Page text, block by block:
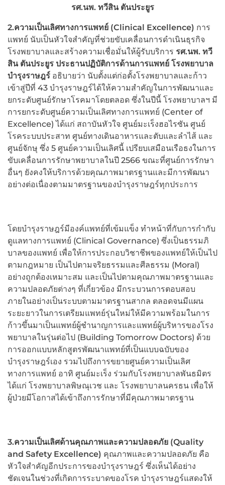
รศ.นพ. ทวีสิน ตันประยูร
2.ความเป็นเลิศทางการแพทย์ (Clinical Excellence) การ
แพทย์ นับเป็นหัวใจสำคัญที่ช่วยขับเคลื่อนการดำเนินธุรกิจ
โรงพยาบาลและสร้างความเชื่อมั่นให้ผู้รับบริการ รศ.นพ. ทวี
สิน ตันประยูร ประธานปฏิบัติการด้านการแพทย์ โรงพยาบาล
บำรุงราษฎร์ อธิบายว่า นับตั้งแต่ก่อตั้งโรงพยาบาลและก้าว
เข้าสู่ปีที่ 43 บำรุงราษฎร์ได้ให้ความสำคัญในการพัฒนาและ
ยกระดับศูนย์รักษาโรคมาโดยตลอด ซึ่งในปีนี้ โรงพยาบาลฯ มี
การยกระดับศูนย์ความเป็นเลิศทางการแพทย์ (Center of
Excellence) ได้แก่ สถาบันหัวใจ ศูนย์มะเร็งฮอไรซัน ศูนย์
โรคระบบประสาท ศูนย์ทางเดินอาหารและตับและลำไส้ และ
ศูนย์จักษุ ซึ่ง 5 ศูนย์ความเป็นเลิศนี้ เปรียบเสมือนเรือธงในการ
ขับเคลื่อนการรักษาพยาบาลในปี 2566 ขณะที่ศูนย์การรักษา
อื่นๆ ยังคงให้บริการด้วยคุณภาพมาตรฐานและมีการพัฒนา
อย่างต่อเนื่องตามมาตรฐานของบำรุงราษฎร์ทุกประการ
โดยบำรุงราษฎร์มีองค์แพทย์ที่เข้มแข็ง ทำหน้าที่กับการกำกับ
ดูแลทางการแพทย์ (Clinical Governance) ซึ่งเป็นธรรมภิ
บาลของแพทย์ เพื่อให้การประกอบวิชาชีพของแพทย์ให้เป็นไป
ตามกฎหมาย เป็นไปตามจริยธรรมและศีลธรรม (Moral)
อย่างถูกต้องเหมาะสม และเป็นไปตามคุณภาพมาตรฐานและ
ความปลอดภัยต่างๆ ที่เกี่ยวข้อง มีกระบวนการตอบสอบ
ภายในอย่างเป็นระบบตามมาตรฐานสากล ตลอดจนมีแผน
ระยะยาวในการเตรียมแพทย์รุ่นใหม่ให้มีความพร้อมในการ
ก้าวขึ้นมาเป็นแพทย์ผู้ชำนาญการและแพทย์ผู้บริหารของโรง
พยาบาลในรุ่นต่อไป (Building Tomorrow Doctors) ด้วย
การออกแบบหลักสูตรพัฒนาแพทย์ที่เป็นแบบฉบับของ
บำรุงราษฎร์เอง รวมไปถึงการขยายศูนย์ความเป็นเลิศ
ทางการแพทย์ อาทิ ศูนย์มะเร็ง ร่วมกับโรงพยาบาลพันธมิตร
ได้แก่ โรงพยาบาลพิษณุเวช และ โรงพยาบาลนครธน เพื่อให้
ผู้ป่วยมีโอกาสได้เข้าถึงการรักษาที่มีคุณภาพมาตรฐาน
3.ความเป็นเลิศด้านคุณภาพและความปลอดภัย (Quality
and Safety Excellence) คุณภาพและความปลอดภัย คือ
หัวใจสำคัญอีกประการของบำรุงราษฎร์ ซึ่งเห็นได้อย่าง
ชัดเจนในช่วงที่เกิดการระบาดของโรค บำรุงราษฎร์แสดงให้